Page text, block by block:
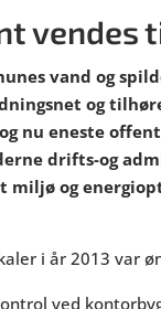
vendes
vand og
og
nu eneste
drifts-og
og
i år 2013 var
ved